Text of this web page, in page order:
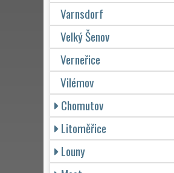
Varnsdorf
Velký Šenov
Verneřice
Vilémov
Chomutov
Litoměřice
Louny